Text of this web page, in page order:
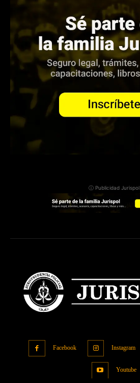
ⓘ Publicidad Jurispol
Facebook Instagram
Youtube